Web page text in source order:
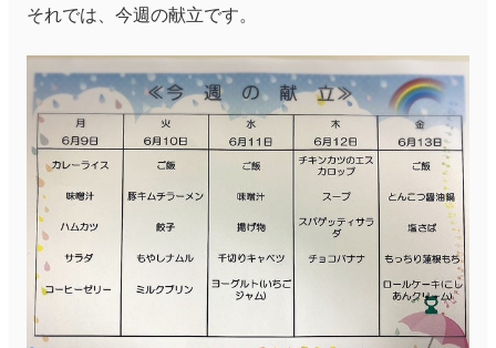
それでは、今週の献立です。